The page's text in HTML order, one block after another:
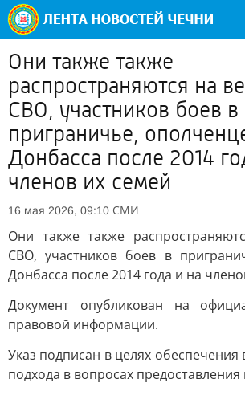
Они также также
распространяются на
СВО, участников боев в
приграничье,
Донбасса после 2014
членов их семей
16 мая 2026, 09:10 СМИ
Они также также
СВО, участников боев в
Донбасса после 2014 года и на
Документ опубликован на
правовой информации.
Указ подписан в целях обеспечения
подхода в вопросах